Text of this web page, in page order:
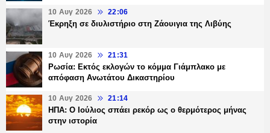
10 Αυγ 2026 22:06
Έκρηξη σε διυλιστήριο στη Ζάουιγια της Λιβύης
10 Αυγ 2026 21:31
Ρωσία: Εκτός εκλογών το κόμμα Γιάμπλακο με
απόφαση Ανωτάτου Δικαστηρίου
10 Αυγ 2026 21:14
ΗΠΑ: Ο Ιούλιος σπάει ρεκόρ ως ο θερμότερος μήνας
στην ιστορία